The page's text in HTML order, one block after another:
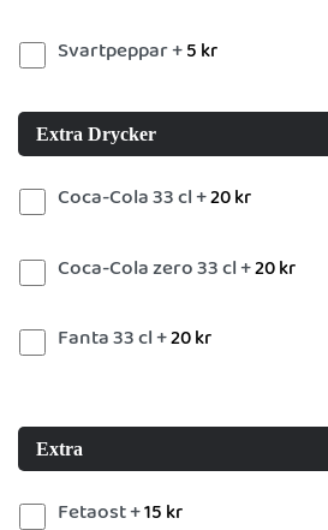
Svartpeppar +5 kr
Extra Drycker
Coca-Cola 33 cl +20kr
Coca-Cola zero 33 cl +20kr
Fanta 33 cl +20kr
Extra
Fetaost +15 kr